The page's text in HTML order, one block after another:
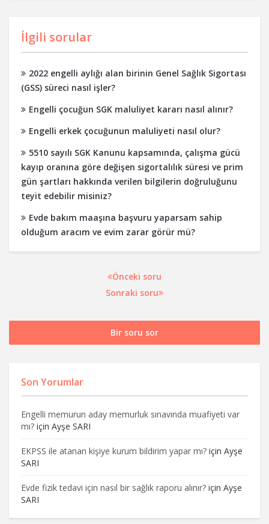
İlgili sorular
2022 engelli aylığı alan birinin Genel Sağlık Sigortası
(GSS) süreci nasıl işler?
Engelli çocuğun SGK maluliyet kararı nasıl alınır?
Engelli erkek çocuğunun maluliyeti nasıl olur?
5510 sayılı SGK Kanunu kapsamında, çalışma gücü
kayıp oranına göre değişen sigortalılık süresi ve prim
gün şartları hakkında verilen bilgilerin doğruluğunu
teyit edebilir misiniz?
Evde bakım maaşına başvuru yaparsam sahip
olduğum aracım ve evim zarar görür mü?
Önceki soru
Sonraki soru
Bir soru sor
Son Yorumlar
Engelli memurun aday memurluk sınavında muafiyeti var
mı? için Ayşe SARI
EKPSS ile atanan kişiye kurum bildirim yapar mı? için Ayşe
SARI
Evde fizik tedavi için nasıl bir sağlık raporu alınır? için Ayşe
SARI